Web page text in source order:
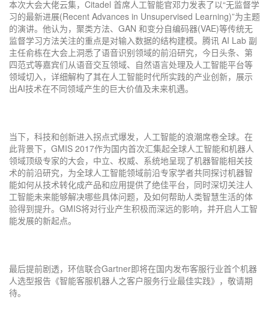
本次大会大佬云集，Citadel 首席人工智能官邓力发表了以“无监督学
习的最新进展(Recent Advances in Unsupervised Learning)”为主题
的演讲。他认为，聚类方法、GAN 和变分自编码器(VAE)等传统无
监督学习方法关注的重点是对输入数据的结构建模。腾讯 AI Lab 副
主任俞栋在大会上洞悉了语音识别领域的前沿研究，今日头条、第
四范式等嘉宾们从语音交互领域、自然语言处理及人工智能平台等
领域切入，详细解构了其在人工智能时代所实践的产业创新，展示
出AI技术在不同领域产生的巨大价值及未来机遇。
当下，科技和创新进入拐点式爆发，人工智能的浪潮席卷全球。在
此背景下，GMIS 2017作为国内首次汇集起全球人工智能和机器人
领域顶级专家的大会，中立、权威、系统地呈现了机器智能相关技
术的前沿研究，为全球人工智能领域前沿专家学者共同探讨机器智
能如何从技术转化成产品和应用提供了绝佳平台，同时深切关注人
工智能未来能够解决哪些具体问题，及如何帮助人类智慧生活的体
验得到提升。GMIS将对行业产生积极而深远的影响，并开启人工智
能发展的新起点。
最后提前剧透，环信联合Gartner即将在国内发布客服行业首个机器
人选型报告《智能客服机器人之客户服务行业最佳实践》，敬请期
待。
登录即时通讯云 登录客服云